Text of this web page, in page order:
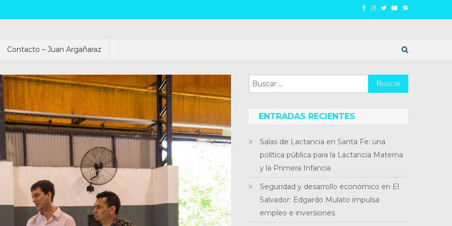
Contacto – Juan Argañaraz
Buscar:
ENTRADAS RECIENTES
Salas de Lactancia en Santa Fe: una
política pública para la Lactancia Materna
y la Primera Infancia
Seguridad y desarrollo económico en El
Salvador: Edgardo Mulato impulsa
empleo e inversiones